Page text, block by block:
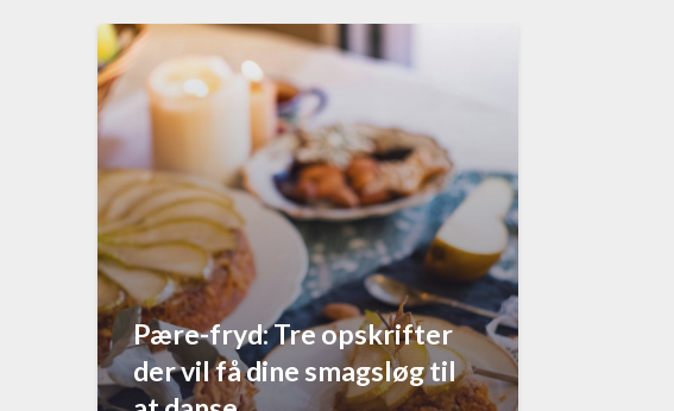
Pære-fryd: Tre opskrifter
der vil få dine smagsløg til